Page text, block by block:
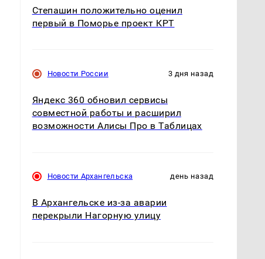
Степашин положительно оценил
первый в Поморье проект КРТ
Новости России 3 дня назад
Яндекс 360 обновил сервисы
совместной работы и расширил
возможности Алисы Про в Таблицах
Новости Архангельска день назад
В Архангельске из-за аварии
перекрыли Нагорную улицу